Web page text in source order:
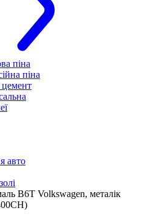
піна
піна
цемент
авто
B6T Volkswagen, металік